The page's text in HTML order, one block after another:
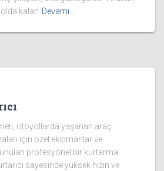
kalan Devamı…
otoyollarda yaşanan araç
için özel ekipmanlar ve
profesyonel bir kurtarma
sayesinde yüksek hızın ve